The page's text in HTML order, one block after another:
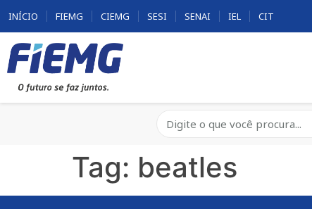
INÍCIO FIEMG CIEMG SESI SENAI IEL CIT
Tag: beatles